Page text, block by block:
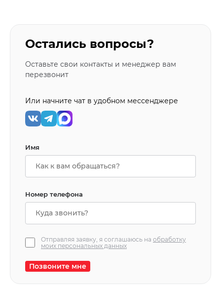
Остались вопросы?
Оставьте свои контакты и менеджер вам
перезвонит
Или начните чат в удобном мессенджере
Имя
Номер телефона
Отправляя заявку, я соглашаюсь на обработку
моих персональных данных
Позвоните мне